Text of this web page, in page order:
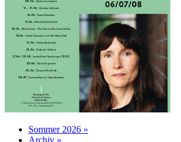
Sommer 2026 »
Archiv »